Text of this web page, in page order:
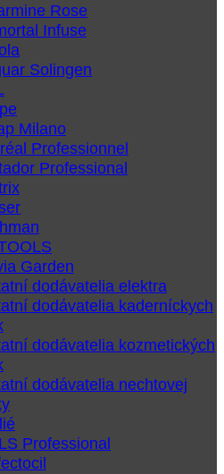
Rose
Infuse
Solingen
Milano
Professionnel
Professional
Garden
dodávatelia elektra
dodávatelia kaderníckych
dodávatelia kozmetických
dodávatelia nechtovej
Professional